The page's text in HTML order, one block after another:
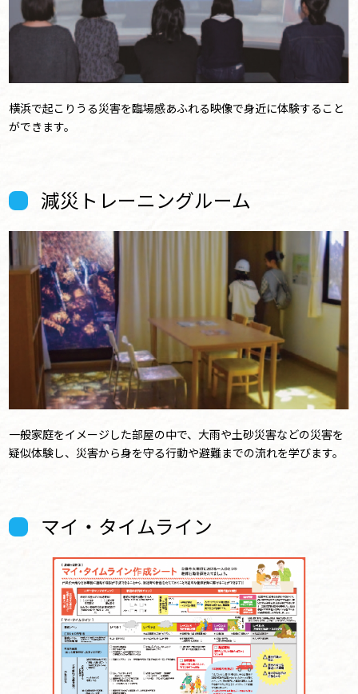
横浜で起こりうる災害を臨場感あふれる映像で身近に体験すること
ができます。
減災トレーニングルーム
一般家庭をイメージした部屋の中で、大雨や土砂災害などの災害を
疑似体験し、災害から身を守る行動や避難までの流れを学びます。
マイ・タイムライン